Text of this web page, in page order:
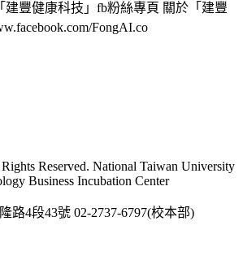
建豐健康科技」fb粉絲專頁 關於「建豐
FongAI.co
Reserved. National Taiwan University
Business Incubation Center
路4段43號 02-2737-6797(校本部)